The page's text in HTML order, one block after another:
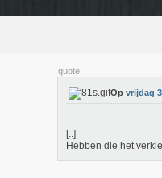
quote:
Op vrijdag
[..]
Hebben die het